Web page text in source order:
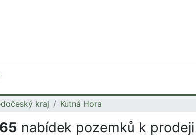
kraj Kutná Hora
nabídek pozemků k